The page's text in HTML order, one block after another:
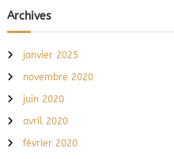
Archives
janvier 2025
novembre 2020
juin 2020
avril 2020
février 2020